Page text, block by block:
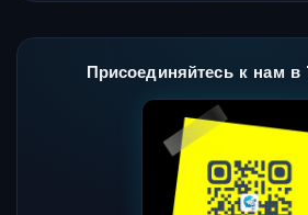
Присоединяйтесь к нам